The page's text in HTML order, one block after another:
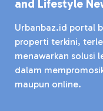
and Lifestyle
Urbanbaz.id portal
properti terkini,
menawarkan solusi
dalam
maupun online.